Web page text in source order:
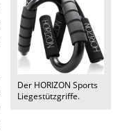
Der HORIZON Sports
Liegestützgriffe.